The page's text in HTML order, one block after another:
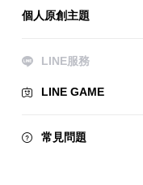
個人原創主題
LINE服務
LINE GAME
常見問題